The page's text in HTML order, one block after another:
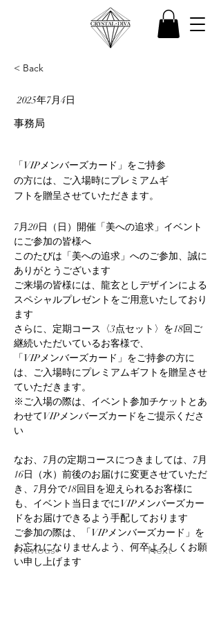
< Back
2025年7月4日
事務局
「VIPメンバーズカード」をご持参
の方には、ご入場時にプレミアムギ
フトを贈呈させていただきます。
Previous Next
7月20日（日）開催「美への追求」イベント
にご参加の皆様へ
このたびは「美への追求」へのご参加、誠に
ありがとうございます
ご来場の皆様には、龍玄としデザインによる
スペシャルプレゼントをご用意いたしており
ます
さらに、定期コース〈3点セット〉を18回ご
継続いただいているお客様で、
「VIPメンバーズカード」をご持参の方に
は、ご入場時にプレミアムギフトを贈呈させ
ていただきます。
※ご入場の際は、イベント参加チケットとあ
わせてVIPメンバーズカードをご提示くださ
い
なお、7月の定期コースにつきましては、7月
16日（水）前後のお届けに変更させていただ
き、7月分で18回目を迎えられるお客様に
も、イベント当日までにVIPメンバーズカー
ドをお届けできるよう手配しております
ご参加の際は、「VIPメンバーズカード」を
お忘れになりませんよう、何卒よろしくお願
い申し上げます